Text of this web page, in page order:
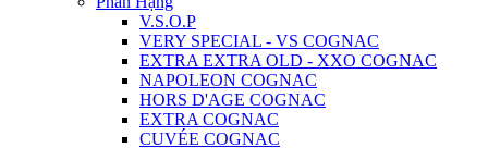
V.S.O.P
VERY SPECIAL - VS COGNAC
EXTRA EXTRA OLD - XXO COGNAC
NAPOLEON COGNAC
HORS D'AGE COGNAC
EXTRA COGNAC
CUVÉE COGNAC